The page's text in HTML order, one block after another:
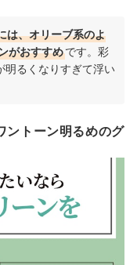
は、オリーブ系のよ
がおすすめです。 彩
明るくなりすぎて浮い
ントーン明るめのグ